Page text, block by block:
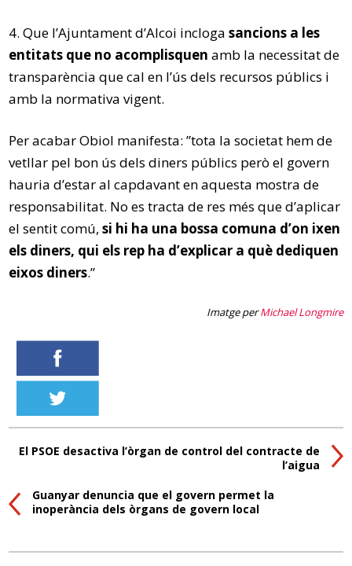
4. Que l’Ajuntament d’Alcoi inclogasancions a les
entitats que no acomplisquen amb la necessitat de
transparència que cal en l’ús dels recursos públics i
amb la normativa vigent.
Per acabar Obiol manifesta: ”tota la societat hem de
vetllar pel bon ús dels diners públics però el govern
hauria d’estar al capdavant en aquesta mostra de
responsabilitat. No es tracta de res més que d’aplicar
el sentit comú,si hi ha una bossa comuna d’on ixen
els diners, qui els rep ha d’explicar a què dediquen
eixos diners.”
Imatge perMichael Longmire
El PSOE desactiva l’òrgan de control del contracte de
l’aigua
Guanyar denuncia que el govern permet la
inoperància dels òrgans de govern local